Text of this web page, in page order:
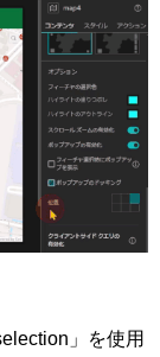
」を使用